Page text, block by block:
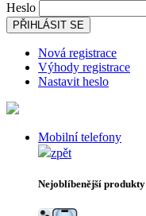
Heslo
PŘIHLÁSIT SE
Nová registrace
Výhody registrace
Nastavit heslo
Mobilní telefony
zpět
Nejoblíbenější produkty